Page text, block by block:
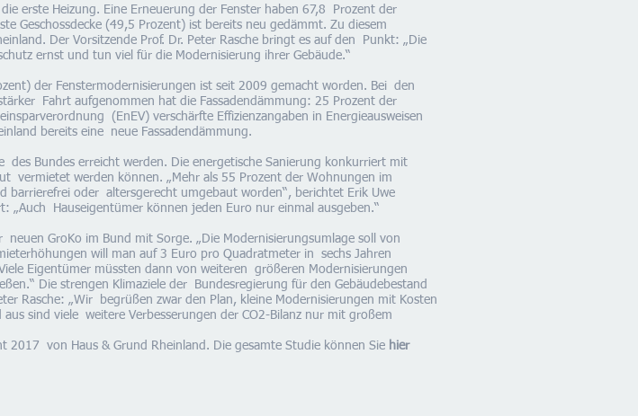
erste Heizung. Eine Erneuerung der Fenster haben 67,8 Prozent der
Geschossdecke (49,5 Prozent) ist bereits neu gedämmt. Zu diesem
Der Vorsitzende Prof. Dr. Peter Rasche bringt es auf den Punkt: „Die
ernst und tun viel für die Modernisierung ihrer Gebäude.“
der Fenstermodernisierungen ist seit 2009 gemacht worden. Bei den
Fahrt aufgenommen hat die Fassadendämmung: 25 Prozent der
(EnEV) verschärfte Effizienzangaben in Energieausweisen
bereits eine neue Fassadendämmung.
des Bundes erreicht werden. Die energetische Sanierung konkurriert mit
vermietet werden können. „Mehr als 55 Prozent der Wohnungen im
barrierefrei oder altersgerecht umgebaut worden“, berichtet Erik Uwe
„Auch Hauseigentümer können jeden Euro nur einmal ausgeben.“
GroKo im Bund mit Sorge. „Die Modernisierungsumlage soll von
will man auf 3 Euro pro Quadratmeter in sechs Jahren
Eigentümer müssten dann von weiteren größeren Modernisierungen
Die strengen Klimaziele der Bundesregierung für den Gebäudebestand
Rasche: „Wir begrüßen zwar den Plan, kleine Modernisierungen mit Kosten
sind viele weitere Verbesserungen der CO2-Bilanz nur mit großem
2017 von Haus & Grund Rheinland. Die gesamte Studie können Sie hier